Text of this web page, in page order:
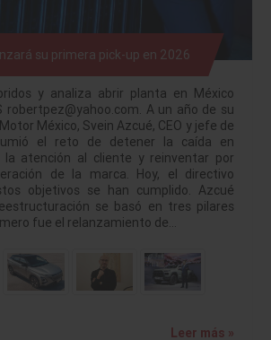
su primera pick-up en 2026
y analiza abrir planta en México
robertpez@yahoo.com. A un año de su
México, Svein Azcué, CEO y jefe de
el reto de detener la caída en
la atención al cliente y reinventar por
de la marca. Hoy, el directivo
objetivos se han cumplido. Azcué
se basó en tres pilares
fue el relanzamiento de…
Leer más »